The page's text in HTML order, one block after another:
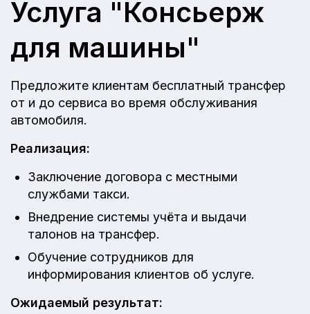
Услуга "Консьерж
для машины"
Предложите клиентам бесплатный трансфер
от и до сервиса во время обслуживания
автомобиля.
Реализация:
Заключение договора с местными
службами такси.
Внедрение системы учёта и выдачи
талонов на трансфер.
Обучение сотрудников для
информирования клиентов об услуге.
Ожидаемый результат: